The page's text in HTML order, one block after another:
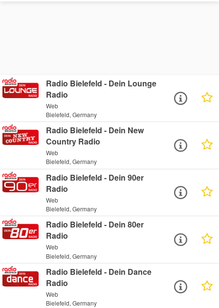
Radio Bielefeld - Dein Lounge
Radio
Web
Bielefeld, Germany
Radio Bielefeld - Dein New
Country Radio
Web
Bielefeld, Germany
Radio Bielefeld - Dein 90er
Radio
Web
Bielefeld, Germany
Radio Bielefeld - Dein 80er
Radio
Web
Bielefeld, Germany
Radio Bielefeld - Dein Dance
Radio
Web
Bielefeld, Germany